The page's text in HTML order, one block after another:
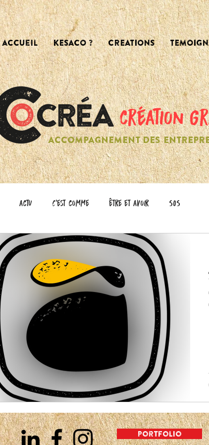
accueil KESACO ? CREATIONS
création
ACCOMPAGNEMENT DES
actu C'est comme être et avoir SOS
portfolio